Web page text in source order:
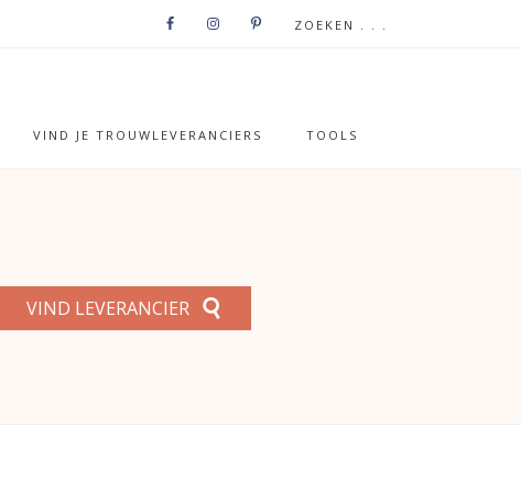
VIND JE TROUWLEVERANCIERS TOOLS
VIND LEVERANCIER